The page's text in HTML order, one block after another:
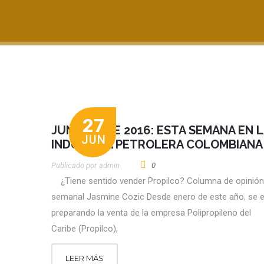
27
JUN
JUNIO 24 DE 2016: ESTA SEMANA EN
INDUSTRIA PETROLERA COLOMBIANA
Publicado por Admin 0
¿Tiene sentido vender Propilco? Columna de opinión
semanal Jasmine Cozic Desde enero de este año, se
preparando la venta de la empresa Polipropileno del
Caribe (Propilco),
LEER MÁS